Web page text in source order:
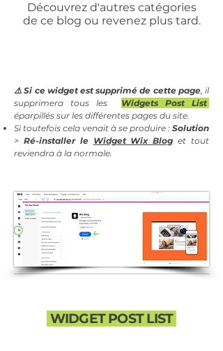
Découvrez d'autres catégories
de ce blog ou revenez plus tard.
⚠️ Si ce widget est supprimé de cette page, il
supprimera tous les Widgets Post List
éparpillés sur les différentes pages du site.
Si toutefois cela venait à se produire : Solution
> Ré-installer le Widget Wix Blog et tout
reviendra à la normale.
WIDGET POST LIST